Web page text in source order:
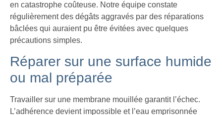
en catastrophe coûteuse. Notre équipe constate
régulièrement des dégâts aggravés par des réparations
bâclées qui auraient pu être évitées avec quelques
précautions simples.
Réparer sur une surface humide
ou mal préparée
Travailler sur une membrane mouillée garantit l’échec.
L’adhérence devient impossible et l’eau emprisonnée